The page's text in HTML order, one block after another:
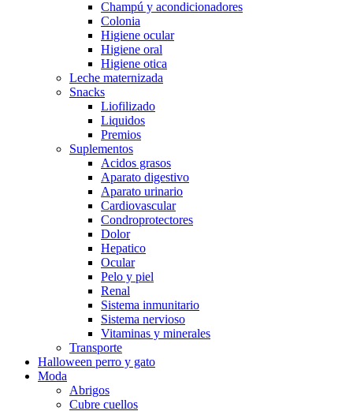
Champú y acondicionadores
Colonia
Higiene ocular
Higiene oral
Higiene otica
Leche maternizada
Snacks
Liofilizado
Liquidos
Premios
Suplementos
Acidos grasos
Aparato digestivo
Aparato urinario
Cardiovascular
Condroprotectores
Dolor
Hepatico
Ocular
Pelo y piel
Renal
Sistema inmunitario
Sistema nervioso
Vitaminas y minerales
Transporte
Halloween perro y gato
Moda
Abrigos
Cubre cuellos